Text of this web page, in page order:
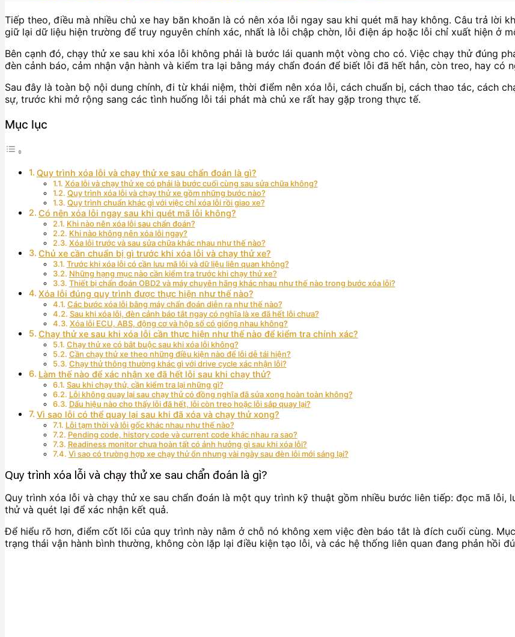
Tiếp theo, điều mà nhiều chủ xe hay băn khoăn là có nên xóa lỗi ngay sau khi quét mã hay không. Câu trả lời
giữ lại dữ liệu hiện trường để truy nguyên chính xác, nhất là lỗi chập chờn, lỗi điện áp hoặc lỗi chỉ xuất hiện ở
Bên cạnh đó, chạy thử xe sau khi xóa lỗi không phải là bước lái quanh một vòng cho có. Việc chạy thử đúng
đèn cảnh báo, cảm nhận vận hành và kiểm tra lại bằng máy chẩn đoán để biết lỗi đã hết hẳn, còn treo, hay có
Sau đây là toàn bộ nội dung chính, đi từ khái niệm, thời điểm nên xóa lỗi, cách chuẩn bị, cách thao tác, cách
sự, trước khi mở rộng sang các tình huống lỗi tái phát mà chủ xe rất hay gặp trong thực tế.
Mục lục
Quy trình xóa lỗi và chạy thử xe sau chẩn đoán là gì?
Xóa lỗi và chạy thử xe có phải là bước cuối cùng sau sửa chữa không?
Quy trình xóa lỗi và chạy thử xe gồm những bước nào?
Quy trình chuẩn khác gì với việc chỉ xóa lỗi rồi giao xe?
Có nên xóa lỗi ngay sau khi quét mã lỗi không?
Khi nào nên xóa lỗi sau chẩn đoán?
Khi nào không nên xóa lỗi ngay?
Xóa lỗi trước và sau sửa chữa khác nhau như thế nào?
Chủ xe cần chuẩn bị gì trước khi xóa lỗi và chạy thử xe?
Trước khi xóa lỗi có cần lưu mã lỗi và dữ liệu liên quan không?
Những hạng mục nào cần kiểm tra trước khi chạy thử xe?
Thiết bị chẩn đoán OBD2 và máy chuyên hãng khác nhau như thế nào trong bước xóa lỗi?
Xóa lỗi đúng quy trình được thực hiện như thế nào?
Các bước xóa lỗi bằng máy chẩn đoán diễn ra như thế nào?
Sau khi xóa lỗi, đèn cảnh báo tắt ngay có nghĩa là xe đã hết lỗi chưa?
Xóa lỗi ECU, ABS, động cơ và hộp số có giống nhau không?
Chạy thử xe sau khi xóa lỗi cần thực hiện như thế nào để kiểm tra chính xác?
Chạy thử xe có bắt buộc sau khi xóa lỗi không?
Cần chạy thử xe theo những điều kiện nào để lỗi dễ tái hiện?
Chạy thử thông thường khác gì với drive cycle xác nhận lỗi?
Làm thế nào để xác nhận xe đã hết lỗi sau khi chạy thử?
Sau khi chạy thử, cần kiểm tra lại những gì?
Lỗi không quay lại sau chạy thử có đồng nghĩa đã sửa xong hoàn toàn không?
Dấu hiệu nào cho thấy lỗi đã hết, lỗi còn treo hoặc lỗi sắp quay lại?
Vì sao lỗi có thể quay lại sau khi đã xóa và chạy thử xong?
Lỗi tạm thời và lỗi gốc khác nhau như thế nào?
Pending code, history code và current code khác nhau ra sao?
Readiness monitor chưa hoàn tất có ảnh hưởng gì sau khi xóa lỗi?
Vì sao có trường hợp xe chạy thử ổn nhưng vài ngày sau đèn lỗi mới sáng lại?
Quy trình xóa lỗi và chạy thử xe sau chẩn đoán là gì?
Quy trình xóa lỗi và chạy thử xe sau chẩn đoán là một quy trình kỹ thuật gồm nhiều bước liên tiếp: đọc mã lỗi,
thử và quét lại để xác nhận kết quả.
Để hiểu rõ hơn, điểm cốt lõi của quy trình này nằm ở chỗ nó không xem việc đèn báo tắt là đích cuối cùng.
trạng thái vận hành bình thường, không còn lặp lại điều kiện tạo lỗi, và các hệ thống liên quan đang phản hồi